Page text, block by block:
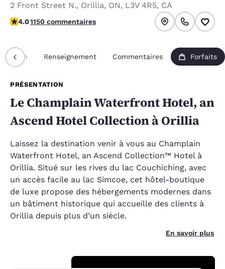
2 Front Street N., Orillia, ON, L3V 4R5, CA
4.03 étoiles. Très bon.
4.01150 commentaires
Renseignement Commentaires Forfaits
PRÉSENTATION
Le Champlain Waterfront Hotel, an
Ascend Hotel Collection à Orillia
Laissez la destination venir à vous au Champlain
Waterfront Hotel, an Ascend Collection™ Hotel à
Orillia. Situé sur les rives du lac Couchiching, avec
un accès facile au lac Simcoe, cet hôtel-boutique
de luxe propose des hébergements modernes dans
un bâtiment historique qui accueille des clients à
Orillia depuis plus d’un siècle.
En savoir plus